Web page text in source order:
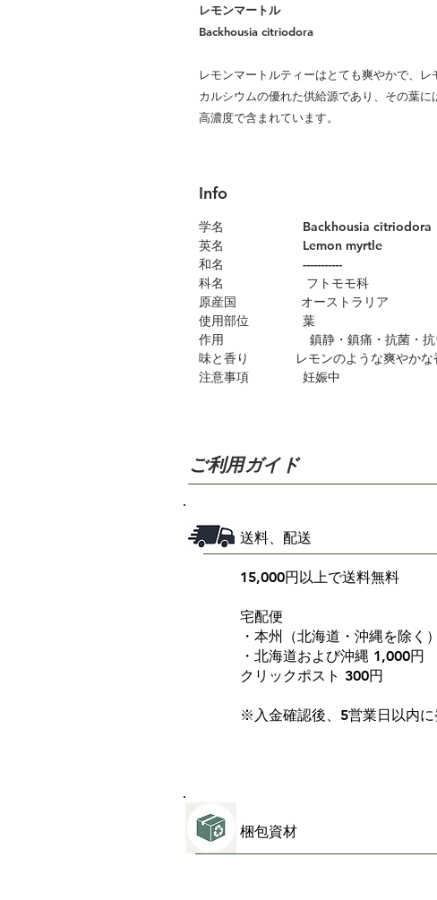
レモンマートル
Backhousia citriodora
レモンマートルティーはとても爽やかで、レ
カルシウムの優れた供給源であり、その葉
高濃度で含まれています。
Info
学名 Backhousia
英名 Lemon myrtle
和名 -----------
科名 フトモモ科
原産国 オーストラリア
使用部位 葉
作用 鎮静・鎮痛・抗菌・抗ウィ
味と香り レモンのような爽やかな
注意事項 妊娠中
ご利用ガイド
送料、配送
15,000円以上で送料無料
宅配便
・本州（北海道・沖縄を除く
・北海道および沖縄 1,000円
クリックポスト 300円
※入金確認後、5営業日以内に
梱包資材